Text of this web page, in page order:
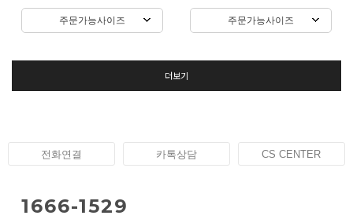
주문가능사이즈 주문가능사이즈
더보기
전화연결 카톡상담 CS CENTER
1666-1529